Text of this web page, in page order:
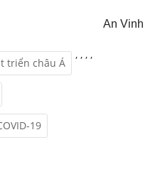
An Vinh
,
triển châu Á
, ,
19
,